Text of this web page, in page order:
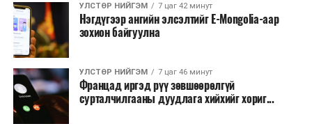
УЛСТӨР НИЙГЭМ 7 цаг 42 минут
Нэгдүгээр ангийн элсэлтийг E-Mongolia-аар
зохион байгуулна
УЛСТӨР НИЙГЭМ 7 цаг 46 минут
Францад иргэд рүү зөвшөөрөлгүй
сурталчилгааны дуудлага хийхийг хориг...